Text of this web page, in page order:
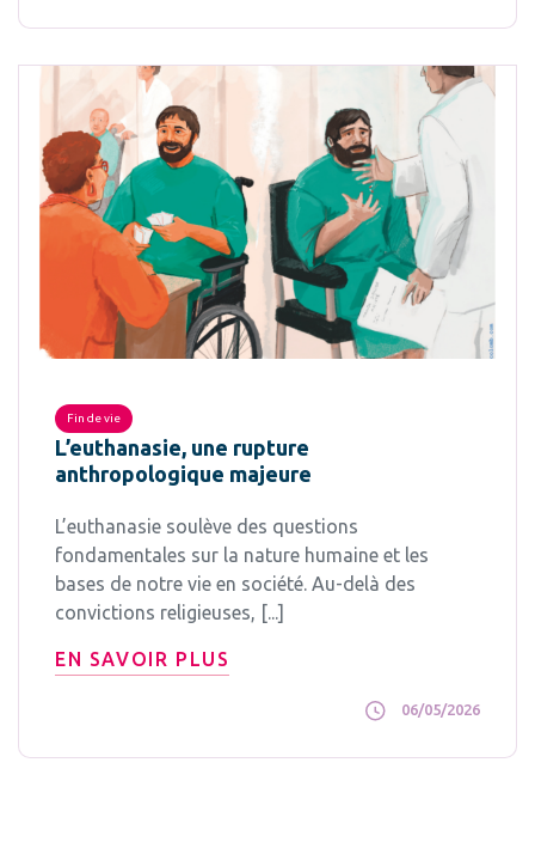
Fin de vie
L’euthanasie, une rupture
anthropologique majeure
L’euthanasie soulève des questions
fondamentales sur la nature humaine et les
bases de notre vie en société. Au-delà des
convictions religieuses, [...]
EN SAVOIR PLUS
06/05/2026